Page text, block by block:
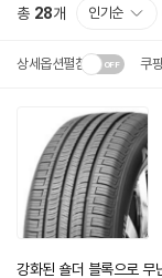
총 28개 인기순
상세옵션펼침 쿠
설치 환경·지역에 따라
배송·설치비가 달라집
강화된 숄더 블록으로 무